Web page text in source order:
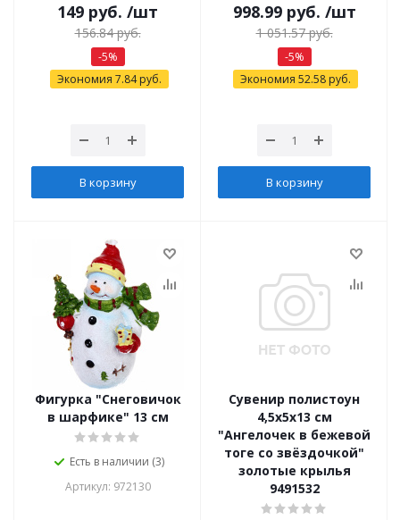
149 руб. /шт
156.84руб.
-5%
Экономия 7.84руб.
В корзину
998.99руб. /шт
1 051.57руб.
-5%
Экономия 52.58 руб.
В корзину
Фигурка "Снеговичок
в шарфике" 13 см
Есть в наличии (3)
Артикул: 972130
Сувенир полистоун
4,5х5х13 см
"Ангелочек в бежевой
тоге со звёздочкой"
золотые крылья
9491532